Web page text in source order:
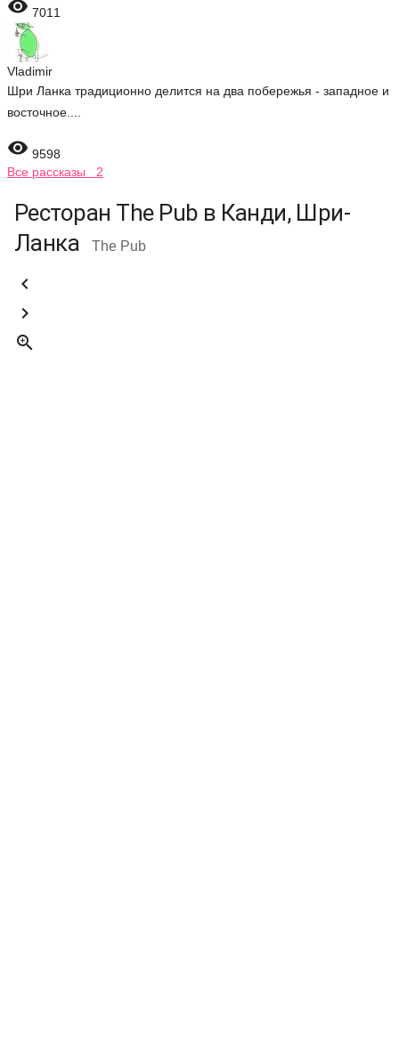
 7011
Vladimir
Шри Ланка традиционно делится на два побережья - западное и
восточное....
 9598
Все рассказы 2
Ресторан The Pub в Канди, Шри-
Ланка
The Pub


